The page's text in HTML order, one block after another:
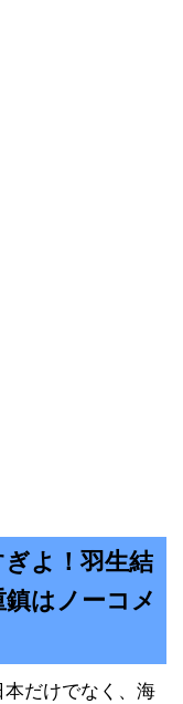
よ！羽生結
はノーコメ
だけでなく、海